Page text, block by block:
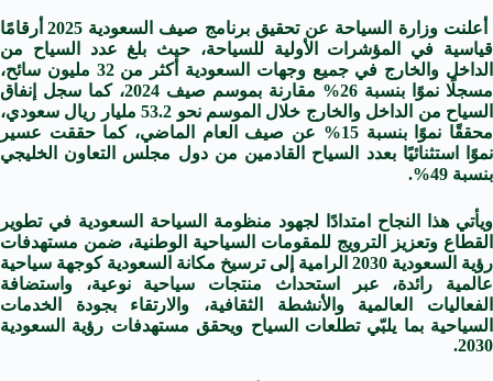
أعلنت وزارة السياحة عن تحقيق برنامج صيف السعودية 2025 أرقامًا
قياسية في المؤشرات الأولية للسياحة، حيث بلغ عدد السياح من
الداخل والخارج في جميع وجهات السعودية أكثر من 32 مليون سائح،
مسجلًا نموًا بنسبة 26% مقارنة بموسم صيف 2024، كما سجل إنفاق
السياح من الداخل والخارج خلال الموسم نحو 53.2 مليار ريال سعودي،
محققًا نموًا بنسبة 15% عن صيف العام الماضي، كما حققت عسير
نموًا استثنائيًا بعدد السياح القادمين من دول مجلس التعاون الخليجي
بنسبة 49%.
ويأتي هذا النجاح امتدادًا لجهود منظومة السياحة السعودية في تطوير
القطاع وتعزيز الترويج للمقومات السياحية الوطنية، ضمن مستهدفات
رؤية السعودية 2030 الرامية إلى ترسيخ مكانة السعودية كوجهة سياحية
عالمية رائدة، عبر استحداث منتجات سياحية نوعية، واستضافة
الفعاليات العالمية والأنشطة الثقافية، والارتقاء بجودة الخدمات
السياحية بما يلبّي تطلعات السياح ويحقق مستهدفات رؤية السعودية
2030.